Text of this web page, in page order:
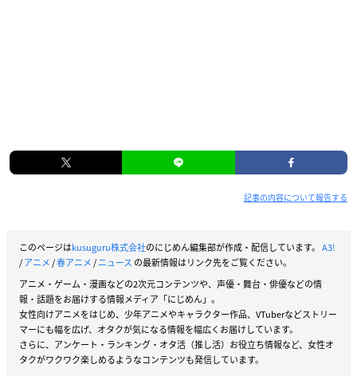
記事の内容について報告する
このページはkusuguru株式会社のにじめん編集部が作成・配信しています。 A3!
/アニメ/春アニメ/ニュース の最新情報はリンク先をご覧ください。
アニメ・ゲーム・漫画などの2次元コンテンツや、声優・舞台・俳優などの情
報・話題をお届けする情報メディア「にじめん」。
女性向けアニメをはじめ、少年アニメやキャラクター作品、VTuberなどストリー
マーにも幅を広げ、オタクが気になる情報を幅広くお届けしています。
さらに、アンケート・ランキング・オタ活（推し活）お役立ち情報など、女性オ
タクがワクワク楽しめるようなコンテンツも発信しています。